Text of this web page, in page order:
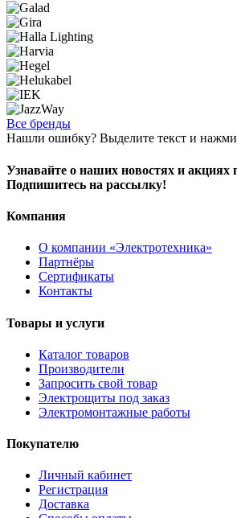
Все бренды
Нашли ошибку? Выделите текст и
Узнавайте о наших новостях и
Подпишитесь на рассылку!
Компания
О компании «Электротехника»
Партнёры
Сертификаты
Контакты
Товары и услуги
Каталог товаров
Производители
Запросить свой товар
Электрощиты под заказ
Электромонтажные работы
Покупателю
Личный кабинет
Регистрация
Доставка